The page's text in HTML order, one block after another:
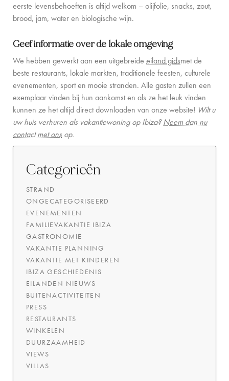
eerste levensbehoeften is altijd welkom – olijfolie, snacks, zout,
brood, jam, water en biologische wijn.
Geef informatie over de lokale omgeving
We hebben gewerkt aan een uitgebreide eiland gidsmet de
beste restaurants, lokale markten, traditionele feesten, culturele
evenementen, sport en mooie stranden. Alle gasten zullen een
exemplaar vinden bij hun aankomst en als ze het leuk vinden
kunnen ze het altijd direct downloaden van onze website! Wilt u
uw huis verhuren als vakantiewoning op Ibiza?Neem dan nu
contact met ons op.
Categorieën
STRAND
ONGECATEGORISEERD
EVENEMENTEN
FAMILIEVAKANTIE IBIZA
GASTRONOMIE
VAKANTIE PLANNING
VAKANTIE MET KINDEREN
IBIZA GESCHIEDENIS
EILANDEN NIEUWS
BUITENACTIVITEITEN
PRESS
RESTAURANTS
WINKELEN
DUURZAAMHEID
VIEWS
VILLAS